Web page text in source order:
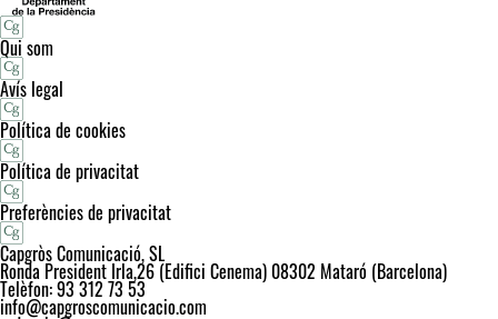
Qui som
Avís legal
Política de cookies
Política de privacitat
Preferències de privacitat
Capgròs Comunicació, SL
Ronda President Irla,26 (Edifici Cenema) 08302 Mataró (Barcelona)
Telèfon: 93 312 73 53
info@capgroscomunicacio.com